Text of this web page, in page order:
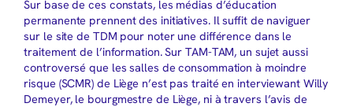
Sur base de ces constats, les médias d’éducation
permanente prennent des initiatives. Il suffit de naviguer
sur le site de TDM pour noter une différence dans le
traitement de l’information. Sur TAM-TAM, un sujet aussi
controversé que les salles de consommation à moindre
risque (SCMR) de Liège n’est pas traité en interviewant Willy
Demeyer, le bourgmestre de Liège, ni à travers l’avis de